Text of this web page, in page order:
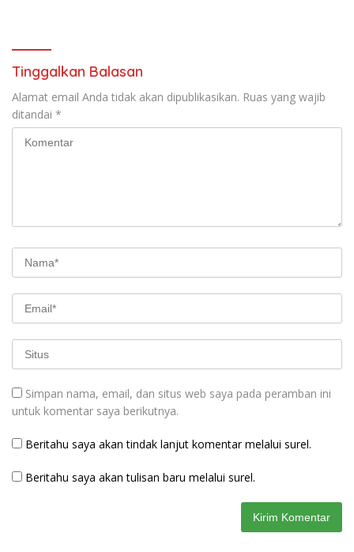
Tinggalkan Balasan
Alamat email Anda tidak akan dipublikasikan. Ruas yang wajib
ditandai *
Simpan nama, email, dan situs web saya pada peramban ini
untuk komentar saya berikutnya.
Beritahu saya akan tindak lanjut komentar melalui surel.
Beritahu saya akan tulisan baru melalui surel.